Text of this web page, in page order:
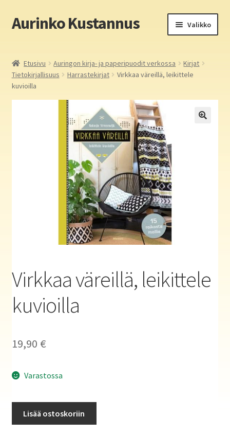
Siirry
navigointiin
Siirry
sisältöön
Aurinko Kustannus Valikko
Yritys
Aurinko Kustannus: kirjat
Auringon kirja- ja paperipuodit verkossa
Haluatko kirjailijaksi?
Etusivu Auringon kirja- ja paperipuodit verkossa
Kirjat
Tietokirjallisuus
Harrastekirjat
Virkkaa väreillä, leikittele
kuvioilla
Virkkaa väreillä, leikittele
kuvioilla
19,90 €
Varastossa
Lisää ostoskoriin